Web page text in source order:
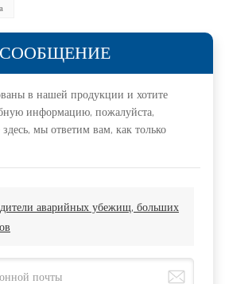
в нашей продукции и хотите
информацию, пожалуйста,
мы ответим вам, как только
аварийных убежищ, больших